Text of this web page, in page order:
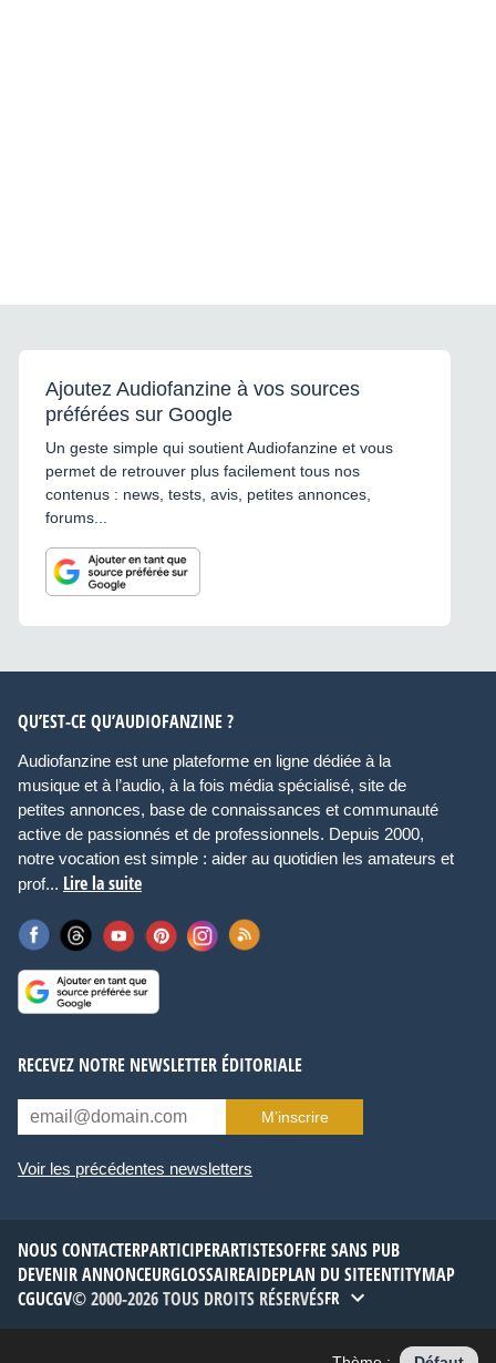
Ajoutez Audiofanzine à vos sources
préférées sur Google
Un geste simple qui soutient Audiofanzine et vous
permet de retrouver plus facilement tous nos
contenus : news, tests, avis, petites annonces,
forums...
QU’EST-CE QU’AUDIOFANZINE ?
Audiofanzine est une plateforme en ligne dédiée à la
musique et à l’audio, à la fois média spécialisé, site de
petites annonces, base de connaissances et communauté
active de passionnés et de professionnels. Depuis 2000,
notre vocation est simple : aider au quotidien les amateurs et
prof... Lire la suite
RECEVEZ NOTRE NEWSLETTER ÉDITORIALE
M’inscrire
Voir les précédentes newsletters
NOUS CONTACTERPARTICIPERARTISTESOFFRE SANS PUB
DEVENIR ANNONCEURGLOSSAIREAIDEPLAN DU SITEENTITYMAP
CGUCGV© 2000-2026 TOUS DROITS RÉSERVÉSFR